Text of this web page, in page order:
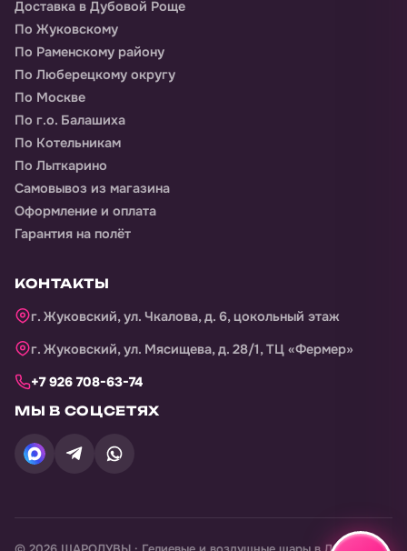
Доставка в Дубовой Роще
По Жуковскому
По Раменскому району
По Люберецкому округу
По Москве
По г.о. Балашиха
По Котельникам
По Лыткарино
Самовывоз из магазина
Оформление и оплата
Гарантия на полёт
КОНТАКТЫ
г. Жуковский, ул. Чкалова, д. 6, цокольный этаж
г. Жуковский, ул. Мясищева, д. 28/1, ТЦ «Фермер»
+7 926 708-63-74
МЫ В СОЦСЕТЯХ